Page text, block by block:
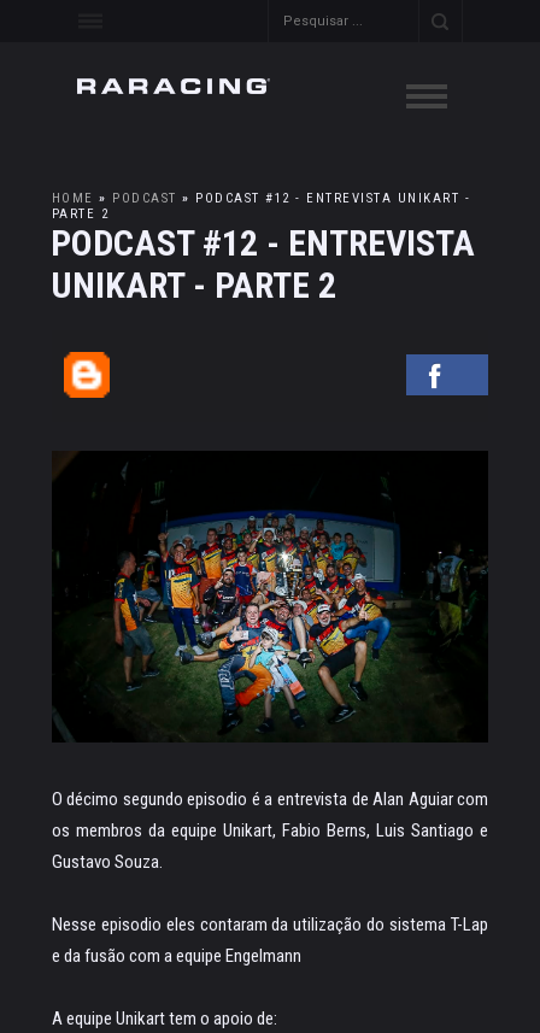
HOME » PODCAST » PODCAST #12 - ENTREVISTA UNIKART -
PARTE 2
PODCAST #12 - ENTREVISTA
UNIKART - PARTE 2
O décimo segundo episodio é a entrevista de Alan Aguiar com
os membros da equipe Unikart, Fabio Berns, Luis Santiago e
Gustavo Souza.
Nesse episodio eles contaram da utilização do sistema T-Lap
e da fusão com a equipe Engelmann
A equipe Unikart tem o apoio de: